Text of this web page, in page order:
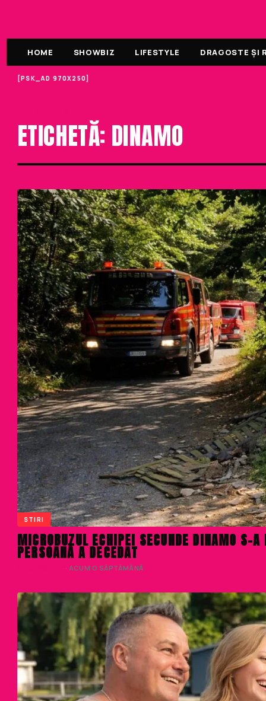
HOME SHOWBIZ LIFESTYLE DRAGOSTE ȘI
[PSK_AD 970X250]
ETICHETĂ: DINAMO
STIRI
MICROBUZUL ECHIPEI SECUNDE DINAMO S-
PERSOANĂ A DECEDAT
· ACUM O SĂPTĂMÂNĂ